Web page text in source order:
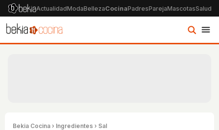
ActualidadModaBellezaCocinaPadresParejaMascotasSalud
Bekia Cocina › Ingredientes › Sal